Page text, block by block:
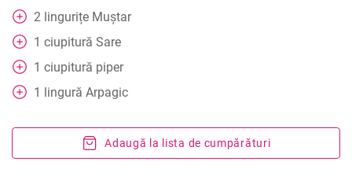
2 lingurițe Muștar
1 ciupitură Sare
1 ciupitură piper
1 lingură Arpagic
Adaugă la lista de cumpărături